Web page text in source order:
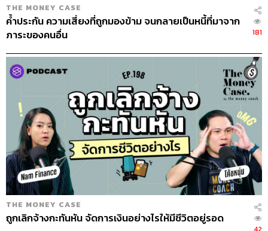
คำถามคือถ้าเราหยุดจ่ายหนี้ แต่เรายังกินอยู่ใช้จ่ายแบบปกติ
สุดท้ายพอถึงกระบวนการศาลที่ใช้เวลา 6 เดือนถึง 1 ปี แล้ว
เราไม่มีเงินไปจ่ายเขาเลยก็ไม่โอเค แต่ถ้าเราหยุดแล้วมีเงิน
เก็บมากขึ้น พอถึงวันหนึ่งเราจะมีเงินเพื่อไปชำระหนี้มากขึ้น
พอเจ้าหนี้ติดต่อมาก็ลองเจรจาดูว่าต้องจ่ายเท่าไร ขอลดได้
ไหม โดยดูกำลังของเราด้วย
คนที่เป็นหนี้หนักๆ โค้ชแนะนำว่า เราต้องมีเงินสดเผื่อบริหาร
จัดการในการใช้คืนเสมอ บางคนมีเงินติดตัว 2,000-3,000
บาทก็ให้เขาหมด เราก็ไม่เหลือกินเหลือใช้ เริ่มเป็นทุกข์ เป็น
กังวล เราควรถือเงินติดตัวไว้บ้าง และควรจัดสรรขอลดหนี้
เท่าที่เราทำได้ ค่อยๆ ทำแบบนี้ไป แต่ถ้าคิดว่าการเก็บเงินช้า
เกินไป ก็ถึงเวลาที่เราต้องหารายได้เพิ่ม ไม่อย่างนั้นแล้วเงิน
มันก็ไม่พอจ่ายหนี้
THE MONEY CASE
ค้ำประกัน ความเสี่ยงที่ถูกมองข้าม จนกลายเป็นหนี้ที่มาจาก
ภาระของคนอื่น
181
THE MONEY CASE
ถูกเลิกจ้างกะทันหัน จัดการเงินอย่างไรให้มีชีวิตอยู่รอด